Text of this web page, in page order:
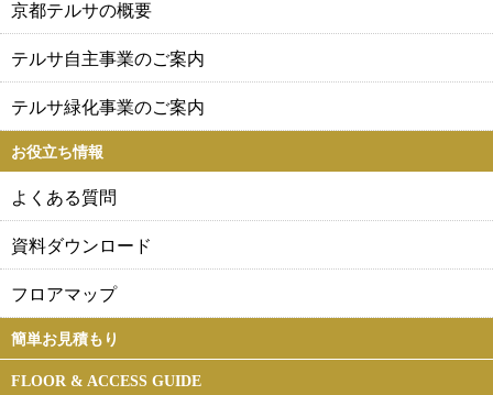
京都テルサの概要
テルサ自主事業のご案内
テルサ緑化事業のご案内
お役立ち情報
よくある質問
資料ダウンロード
フロアマップ
簡単お見積もり
FLOOR & ACCESS GUIDE